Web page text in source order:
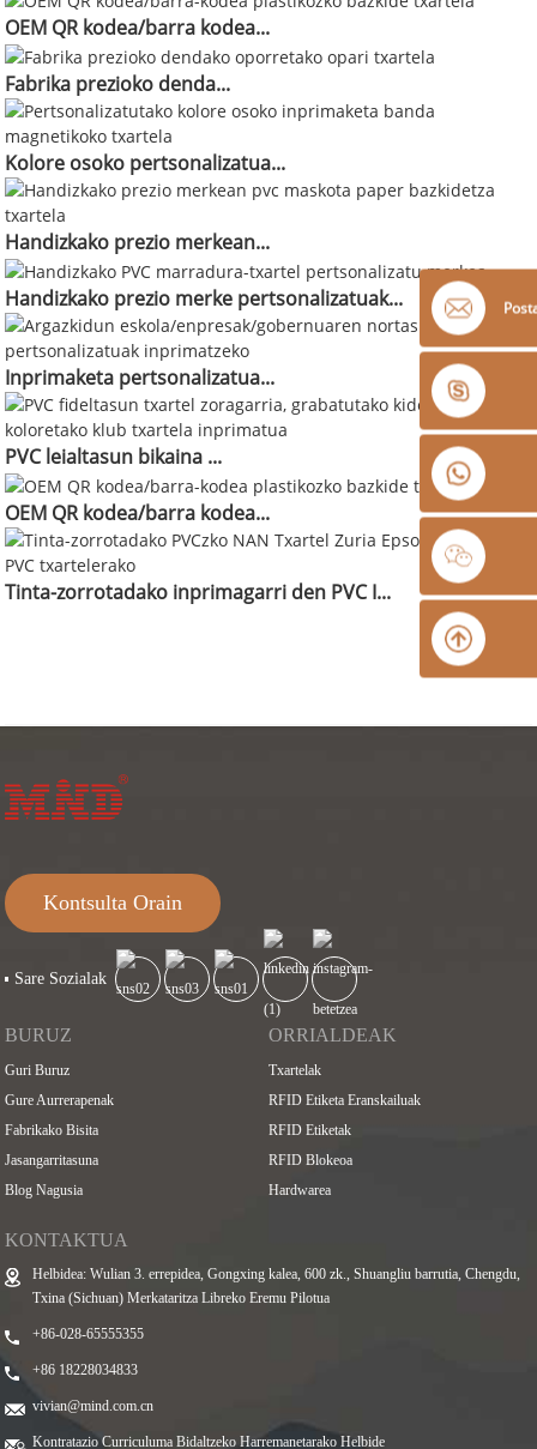
OEM QR kodea/barra kodea...
Fabrika prezioko denda...
Kolore osoko pertsonalizatua...
Handizkako prezio merkean...
Handizkako prezio merke pertsonalizatuak...
Inprimaketa pertsonalizatua...
PVC leialtasun bikaina ...
OEM QR kodea/barra kodea...
Tinta-zorrotadako inprimagarri den PVC I...
Kontsulta Orain
Sare Sozialak
BURUZ
Guri Buruz
Gure Aurrerapenak
Fabrikako Bisita
Jasangarritasuna
Blog Nagusia
ORRIALDEAK
Txartelak
RFID Etiketa Eranskailuak
RFID Etiketak
RFID Blokeoa
Hardwarea
KONTAKTUA
Helbidea: Wulian 3. errepidea, Gongxing kalea, 600 zk., Shuangliu barrutia, Chengdu,
Txina (Sichuan) Merkataritza Libreko Eremu Pilotua
+86-028-65555355
+86 18228034833
vivian@mind.com.cn
Kontratazio Curriculuma Bidaltzeko Harremanetarako Helbide